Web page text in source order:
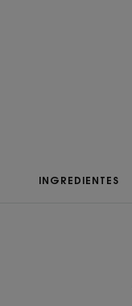
INGREDIENTES